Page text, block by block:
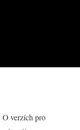
O verzích pro